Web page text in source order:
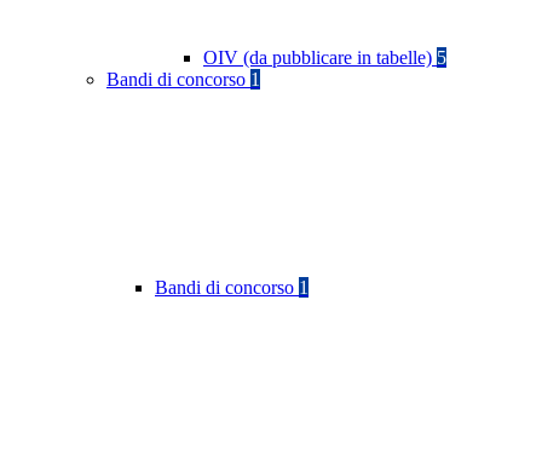
OIV (da pubblicare in tabelle) 5
Bandi di concorso 1
Bandi di concorso 1